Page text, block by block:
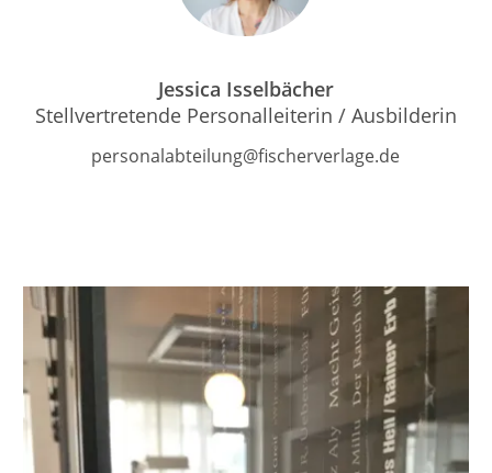
Jessica Isselbächer
Stellvertretende Personalleiterin / Ausbilderin
personalabteilung@fischerverlage.de